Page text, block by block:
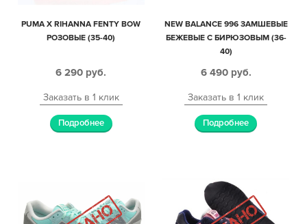
PUMA X RIHANNA FENTY BOW
РОЗОВЫЕ (35-40)
6 290 руб.
Заказать в 1 клик
Подробнее
NEW BALANCE 996 ЗАМШЕВЫЕ
БЕЖЕВЫЕ С БИРЮЗОВЫМ (36-
40)
6 490 руб.
Заказать в 1 клик
Подробнее